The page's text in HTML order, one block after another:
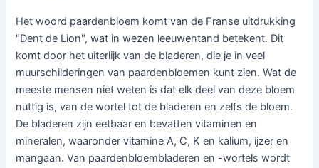
Het woord paardenbloem komt van de Franse uitdrukking
"Dent de Lion", wat in wezen leeuwentand betekent. Dit
komt door het uiterlijk van de bladeren, die je in veel
muurschilderingen van paardenbloemen kunt zien. Wat de
meeste mensen niet weten is dat elk deel van deze bloem
nuttig is, van de wortel tot de bladeren en zelfs de bloem.
De bladeren zijn eetbaar en bevatten vitaminen en
mineralen, waaronder vitamine A, C, K en kalium, ijzer en
mangaan. Van paardenbloembladeren en -wortels wordt